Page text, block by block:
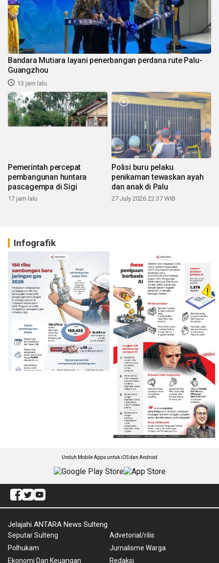
Bandara Mutiara layani penerbangan perdana rute Palu-
Guangzhou
13 jam lalu
Pemerintah percepat
pembangunan huntara
pascagempa di Sigi
17 jam lalu
Polisi buru pelaku
penikaman tewaskan ayah
dan anak di Palu
27 July 2026 22:37 WIB
Infografik
Unduh Mobile Apps untuk iOS dan Android
Jelajahi ANTARA News Sulteng
Seputar Sulteng
Polhukam
Ekonomi Dan Keuangan
Advetorial/rilis
Jurnalisme Warga
Redaksi